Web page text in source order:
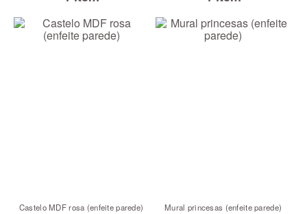
Castelo MDF rosa (enfeite parede) Mural princesas (enfeite parede)